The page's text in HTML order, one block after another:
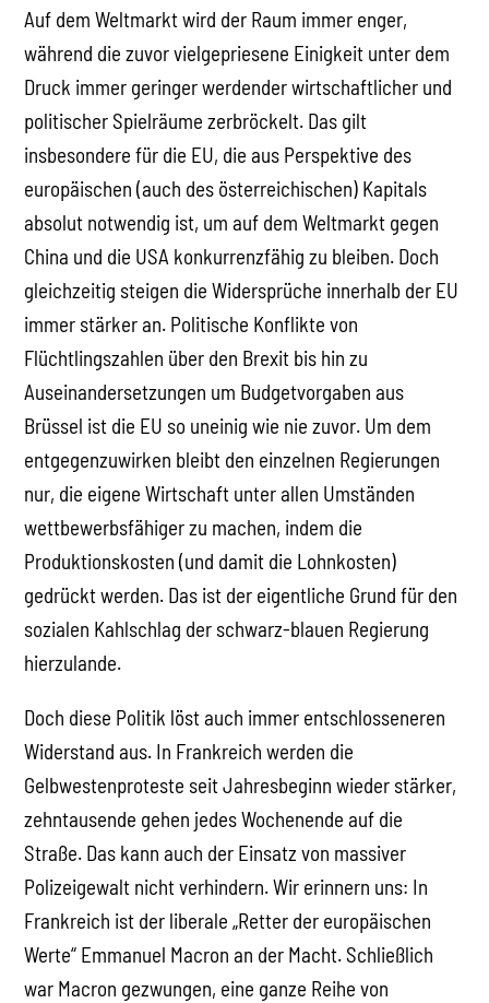
Auf dem Weltmarkt wird der Raum immer enger,
während die zuvor vielgepriesene Einigkeit unter dem
Druck immer geringer werdender wirtschaftlicher und
politischer Spielräume zerbröckelt. Das gilt
insbesondere für die EU, die aus Perspektive des
europäischen (auch des österreichischen) Kapitals
absolut notwendig ist, um auf dem Weltmarkt gegen
China und die USA konkurrenzfähig zu bleiben. Doch
gleichzeitig steigen die Widersprüche innerhalb der EU
immer stärker an. Politische Konflikte von
Flüchtlingszahlen über den Brexit bis hin zu
Auseinandersetzungen um Budgetvorgaben aus
Brüssel ist die EU so uneinig wie nie zuvor. Um dem
entgegenzuwirken bleibt den einzelnen Regierungen
nur, die eigene Wirtschaft unter allen Umständen
wettbewerbsfähiger zu machen, indem die
Produktionskosten (und damit die Lohnkosten)
gedrückt werden. Das ist der eigentliche Grund für den
sozialen Kahlschlag der schwarz-blauen Regierung
hierzulande.
Doch diese Politik löst auch immer entschlosseneren
Widerstand aus. In Frankreich werden die
Gelbwestenproteste seit Jahresbeginn wieder stärker,
zehntausende gehen jedes Wochenende auf die
Straße. Das kann auch der Einsatz von massiver
Polizeigewalt nicht verhindern. Wir erinnern uns: In
Frankreich ist der liberale „Retter der europäischen
Werte“ Emmanuel Macron an der Macht. Schließlich
war Macron gezwungen, eine ganze Reihe von